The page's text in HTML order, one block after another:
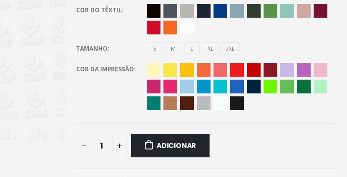
COR DO TÊXTIL
TAMANHO S M L XL 2XL
COR DA IMPRESSÃO
ADICIONAR